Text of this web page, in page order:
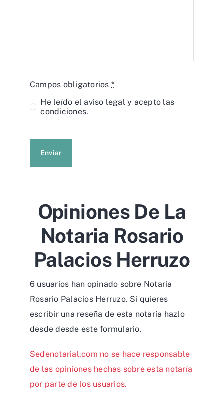
Campos obligatorios *
He leído elaviso legal y acepto las
condiciones.
Enviar
Opiniones De La
Notaria Rosario
Palacios Herruzo
6 usuarios han opinado sobre Notaria
Rosario Palacios Herruzo. Si quieres
escribir una reseña de esta notaría hazlo
desde desde este formulario.
Sedenotarial.com no se hace responsable
de las opiniones hechas sobre esta notaría
por parte de los usuarios.